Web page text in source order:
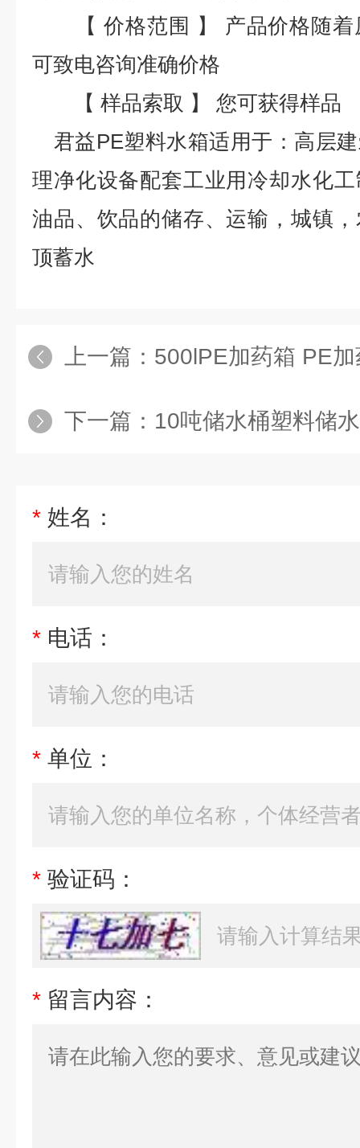
【 价格范围 】 产品价格随着
可致电咨询准确价格
【 样品索取 】 您可获得样品
君益PE塑料水箱适用于：高层
理净化设备配套工业用冷却水化
油品、饮品的储存、运输，城镇
顶蓄水
上一篇： 500lPE加药箱 PE
下一篇： 10吨储水桶塑料储
* 姓名：
* 电话：
* 单位：
* 验证码：
* 留言内容：